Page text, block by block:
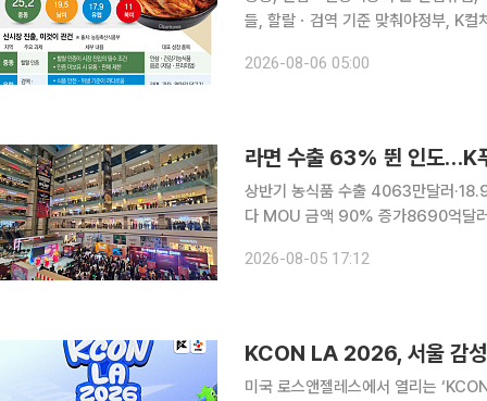
들, 할랄ㆍ검역 기준 맞춰야정부, K컬처ㆍ미식관광 연계 홍
장으로 부상하면서 우리 농식품 수출
2026-08-06 05:00
라면 수출 63% 뛴 인도…K
상반기 농식품 수출 4063만달러
다 MOU 금액 90% 증가8690억달러 식품
품기업들은 뉴델리에서 지난 행사의
2026-08-05 17:12
KCON LA 2026, 서울 감성
미국 로스앤젤레스에서 열리는